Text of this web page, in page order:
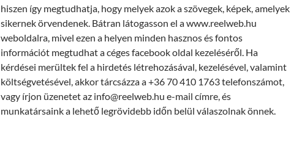
hiszen így megtudhatja, hogy melyek azok a szövegek, képek, amelyek
sikernek örvendenek. Bátran látogasson el a www.reelweb.hu
weboldalra, mivel ezen a helyen minden hasznos és fontos
információt megtudhat a céges facebook oldal kezeléséről. Ha
kérdései merültek fel a hirdetés létrehozásával, kezelésével, valamint
költségvetésével, akkor tárcsázza a +36 70 410 1763 telefonszámot,
vagy írjon üzenetet az info@reelweb.hu e-mail címre, és
munkatársaink a lehető legrövidebb időn belül válaszolnak önnek.